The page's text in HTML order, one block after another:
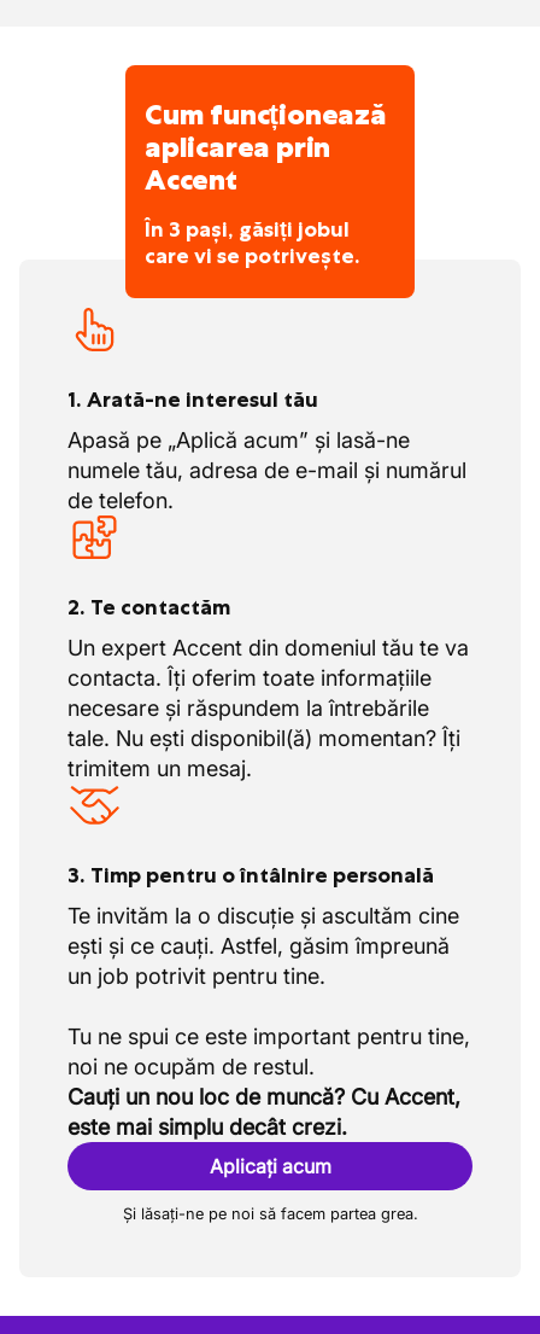
Cum funcționează
aplicarea prin
Accent
În 3 pași, găsiți jobul
care vi se potrivește.
1. Arată-ne interesul tău
Apasă pe „Aplică acum” și lasă-ne
numele tău, adresa de e-mail și numărul
de telefon.
2. Te contactăm
Un expert Accent din domeniul tău te va
contacta. Îți oferim toate informațiile
necesare și răspundem la întrebările
tale. Nu ești disponibil(ă) momentan? Îți
trimitem un mesaj.
3. Timp pentru o întâlnire personală
Te invităm la o discuție și ascultăm cine
ești și ce cauți. Astfel, găsim împreună
un job potrivit pentru tine.
Tu ne spui ce este important pentru tine,
Cauți un nou loc de muncă? Cu Accent,
este mai simplu decât crezi.
Aplicați acum
Și lăsați-ne pe noi să facem partea grea.